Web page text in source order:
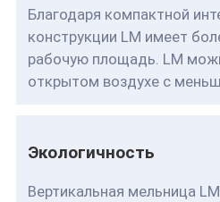
Благодаря компактной
конструкции LM имеет
рабочую площадь. LM
открытом воздухе с
Экологичность
Вертикальная мельница